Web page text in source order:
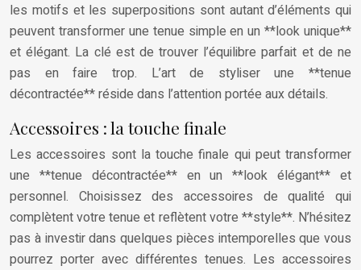
les motifs et les superpositions sont autant d’éléments qui
peuvent transformer une tenue simple en un **look unique**
et élégant. La clé est de trouver l’équilibre parfait et de ne
pas en faire trop. L’art de styliser une **tenue
décontractée** réside dans l’attention portée aux détails.
Accessoires : la touche finale
Les accessoires sont la touche finale qui peut transformer
une **tenue décontractée** en un **look élégant** et
personnel. Choisissez des accessoires de qualité qui
complètent votre tenue et reflètent votre **style**. N’hésitez
pas à investir dans quelques pièces intemporelles que vous
pourrez porter avec différentes tenues. Les accessoires